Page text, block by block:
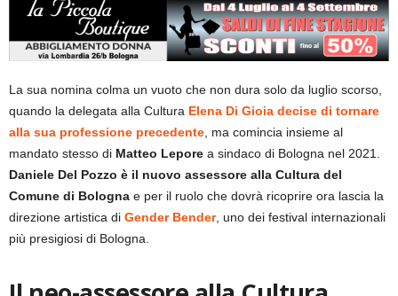
La sua nomina colma un vuoto che non dura solo da luglio scorso,
quando la delegata alla Cultura Elena Di Gioia decise di tornare
alla sua professione precedente, ma comincia insieme al
mandato stesso di Matteo Lepore a sindaco di Bologna nel 2021.
Daniele Del Pozzo è il nuovo assessore alla Cultura del
Comune di Bologna e per il ruolo che dovrà ricoprire ora lascia la
direzione artistica di Gender Bender, uno dei festival internazionali
più presigiosi di Bologna.